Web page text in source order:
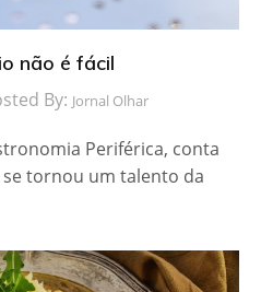
não é fácil
By: Jornal Olhar
Periférica, conta
tornou um talento da